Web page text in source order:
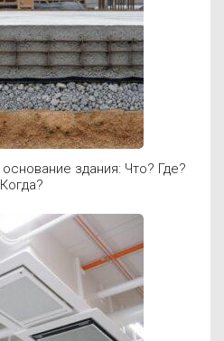
здания: Что? Где?
Когда?